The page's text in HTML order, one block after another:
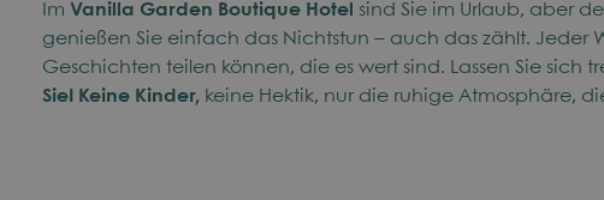
Im Vanilla Garden Boutique Hotel sind Sie im Urlaub, aber
genießen Sie einfach das Nichtstun – auch das zählt. Jeder
Geschichten teilen können, die es wert sind. Lassen Sie sich
Sie! Keine Kinder,keine Hektik, nur die ruhige Atmosphäre,